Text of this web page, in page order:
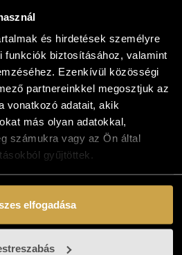
és hirdetések személyre
funkciók biztosításához, valamint
Ezenkívül közösségi
partnereinkkel megosztjuk az
vonatkozó adatait, akik
más olyan adatokkal,
számukra vagy az Ön által
gyűjtöttek.
elfogadása
Norbert - A
Giuseppe (50x60
cm)
000Ft